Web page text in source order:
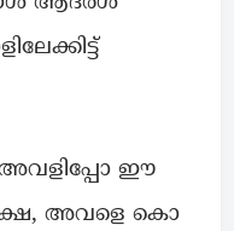
അവളിപ്പോ ഈ
അവളെ കൊ